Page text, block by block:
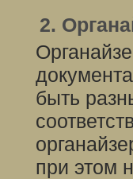
2.
быть
при этом